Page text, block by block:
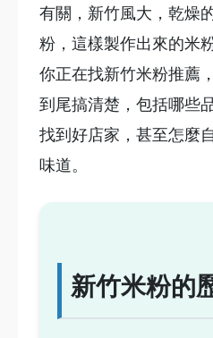
有關，新竹風大，乾燥
粉，這樣製作出來的米
你正在找新竹米粉推薦
到尾搞清楚，包括哪些
找到好店家，甚至怎麼
味道。
新竹米粉的